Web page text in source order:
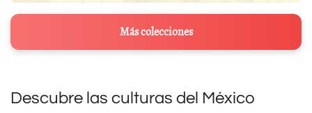
Más colecciones
Descubre las culturas del México